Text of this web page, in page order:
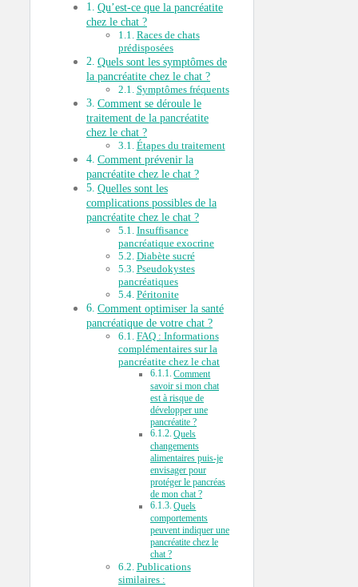
Qu’est-ce que la pancréatite
chez le chat ?
Races de chats
prédisposées
Quels sont les symptômes de
la pancréatite chez le chat ?
Symptômes fréquents
Comment se déroule le
traitement de la pancréatite
chez le chat ?
Étapes du traitement
Comment prévenir la
pancréatite chez le chat ?
Quelles sont les
complications possibles de la
pancréatite chez le chat ?
Insuffisance
pancréatique exocrine
Diabète sucré
Pseudokystes
pancréatiques
Péritonite
Comment optimiser la santé
pancréatique de votre chat ?
FAQ : Informations
complémentaires sur la
pancréatite chez le chat
Comment
savoir si mon chat
est à risque de
développer une
pancréatite ?
Quels
changements
alimentaires puis-je
envisager pour
protéger le pancréas
de mon chat ?
Quels
comportements
peuvent indiquer une
pancréatite chez le
chat ?
Publications
similaires :